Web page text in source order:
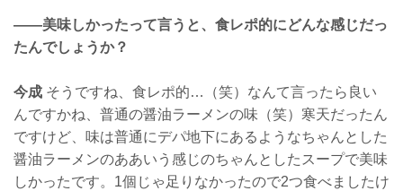
——美味しかったって言うと、食レポ的にどんな感じだっ
たんでしょうか？
今成 そうですね、食レポ的…（笑）なんて言ったら良い
んですかね、普通の醤油ラーメンの味（笑）寒天だったん
ですけど、味は普通にデパ地下にあるようなちゃんとした
醤油ラーメンのああいう感じのちゃんとしたスープで美味
しかったです。1個じゃ足りなかったので2つ食べましたけ